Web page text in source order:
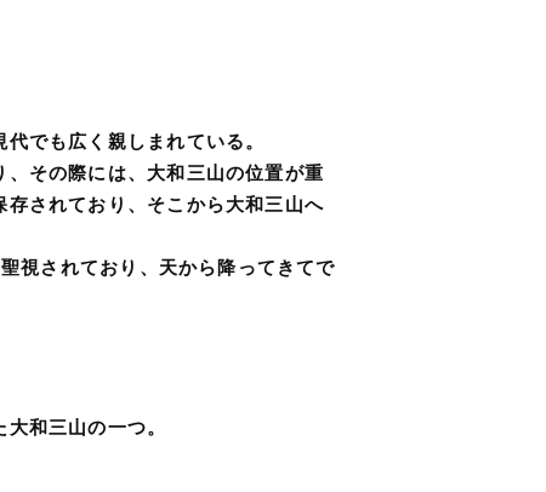
でも広く親しまれている。
その際には、大和三山の位置が重
されており、そこから大和三山へ
視されており、天から降ってきてで
和三山の一つ。